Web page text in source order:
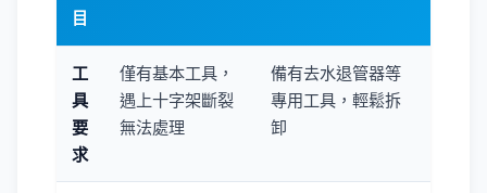
目
工
具
要
求
僅有基本工具，
遇上十字架斷裂
無法處理
備有去水退管器等
專用工具，輕鬆拆
卸